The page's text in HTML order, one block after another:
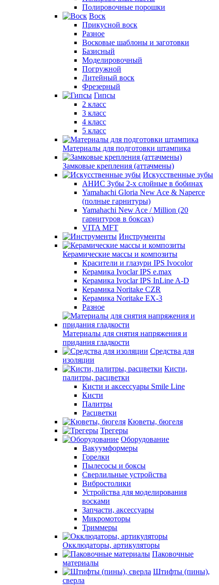
Полировочные порошки
Воск
Прикусной воск
Разное
Восковые шаблоны и заготовки
Базисный
Моделировочный
Погружной
Литейный воск
Фрезерный
Гипсы
2 класс
3 класс
4 класс
5 класс
Материалы для подготовки штампика
Замковые крепления (аттачмены)
Искусственные зубы
АНИС Зубы 2-х слойные в бобинах
Yamahachi Gloria New Ace & Naperce
(полные гарнитуры)
Yamahachi New Ace / Million (20
гарнитуров в боксах)
VITA MFT
Инструменты
Керамические массы и композиты
Красители и глазури IPS Ivocolor
Керамика Ivoclar IPS e.max
Керамика Ivoclar IPS InLine A-D
Керамика Noritake CZR
Керамика Noritake EX-3
Разное
Материалы для снятия напряжения и
придания гладкости
Средства для
изоляции
Кисти,
палитры, расцветки
Кисти и аксессуары Smile Line
Кисти
Палитры
Расцветки
Кюветы, бюгеля
Трегеры
Оборудование
Вакуумформеры
Горелки
Пылесосы и боксы
Сверлильные устройства
Вибростолики
Устройства для моделирования
восками
Запчасти, аксессуары
Микромоторы
Триммеры
Окклюдаторы, артикуляторы
Паковочные
материалы
Штифты (пины),
сверла